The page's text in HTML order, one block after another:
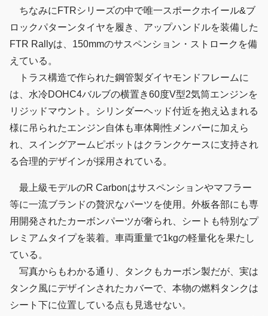
ちなみにFTRシリーズの中で唯一スポークホイール&ブ
ロックパターンタイヤを履き、アップハンドルを装備した
FTR Rallyは、150mmのサスペンション・ストロークを備
えている。
トラス構造で作られた鋼管製ダイヤモンドフレームに
は、水冷DOHC4バルブの横置き60度V型2気筒エンジンを
リジッドマウント。シリンダーヘッド付近を抱え込まれる
様に吊られたエンジン自体も車体剛性メンバーに加えら
れ、スイングアームピボットはクランクケースに支持され
る合理的デザインが採用されている。
最上級モデルのR Carbonはサスペンションやマフラー
等に一流ブランドの贅沢なパーツを使用。外板各部にも専
用開発されたカーボンパーツが奢られ、シートも特別なプ
レミアムタイプを装着。車両重量で1kgの軽量化を果たし
ている。
写真からもわかる通り、タンクもカーボン製だが、実は
タンク風にデザインされたカバーで、本物の燃料タンクは
シート下に位置している点も見逃せない。